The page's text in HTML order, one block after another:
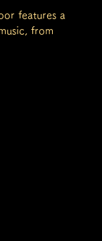
features a
from